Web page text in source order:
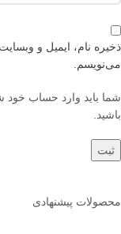
ذخیره نام، ایمیل و
می‌نویسم.
شما باید وارد حساب خود
باشید.
محصولات پیشنهادی